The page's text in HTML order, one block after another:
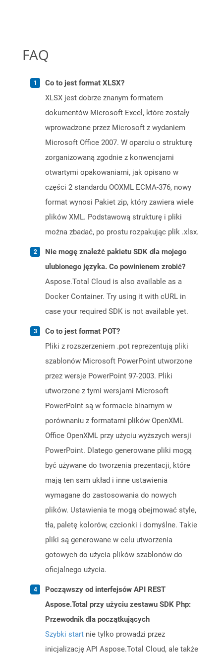
FAQ
Co to jest format XLSX?
XLSX jest dobrze znanym formatem
dokumentów Microsoft Excel, które zostały
wprowadzone przez Microsoft z wydaniem
Microsoft Office 2007. W oparciu o strukturę
zorganizowaną zgodnie z konwencjami
otwartymi opakowaniami, jak opisano w
części 2 standardu OOXML ECMA-376, nowy
format wynosi Pakiet zip, który zawiera wiele
plików XML. Podstawową strukturę i pliki
można zbadać, po prostu rozpakując plik .xlsx.
Nie mogę znaleźć pakietu SDK dla mojego
ulubionego języka. Co powinienem zrobić?
Aspose.Total Cloud is also available as a
Docker Container. Try using it with cURL in
case your required SDK is not available yet.
Co to jest format POT?
Pliki z rozszerzeniem .pot reprezentują pliki
szablonów Microsoft PowerPoint utworzone
przez wersje PowerPoint 97-2003. Pliki
utworzone z tymi wersjami Microsoft
PowerPoint są w formacie binarnym w
porównaniu z formatami plików OpenXML
Office OpenXML przy użyciu wyższych wersji
PowerPoint. Dlatego generowane pliki mogą
być używane do tworzenia prezentacji, które
mają ten sam układ i inne ustawienia
wymagane do zastosowania do nowych
plików. Ustawienia te mogą obejmować style,
tła, paletę kolorów, czcionki i domyślne. Takie
pliki są generowane w celu utworzenia
gotowych do użycia plików szablonów do
oficjalnego użycia.
Począwszy od interfejsów API REST
Aspose.Total przy użyciu zestawu SDK Php:
Przewodnik dla początkujących
Szybki start nie tylko prowadzi przez
inicjalizację API Aspose.Total Cloud, ale także